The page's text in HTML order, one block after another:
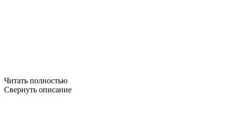
Читать полностью
Свернуть описание